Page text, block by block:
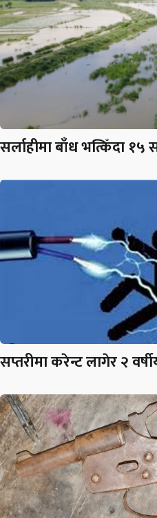
सर्लाहीमा बाँध भत्किँदा
सप्तरीमा करेन्ट लागेर २